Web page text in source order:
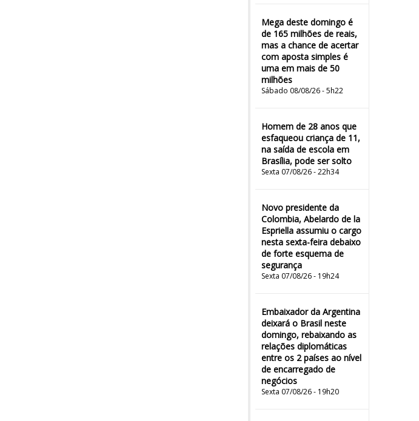
Mega deste domingo é
de 165 milhões de reais,
mas a chance de acertar
com aposta simples é
uma em mais de 50
milhões
Sábado 08/08/26 - 5h22
Homem de 28 anos que
esfaqueou criança de 11,
na saída de escola em
Brasília, pode ser solto
Sexta 07/08/26 - 22h34
Novo presidente da
Colombia, Abelardo de la
Espriella assumiu o cargo
nesta sexta-feira debaixo
de forte esquema de
segurança
Sexta 07/08/26 - 19h24
Embaixador da Argentina
deixará o Brasil neste
domingo, rebaixando as
relações diplomáticas
entre os 2 países ao nível
de encarregado de
negócios
Sexta 07/08/26 - 19h20